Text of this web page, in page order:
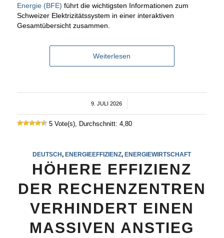
Energie (BFE) führt die wichtigsten Informationen zum
Schweizer Elektrizitätssystem in einer interaktiven
Gesamtübersicht zusammen.
Weiterlesen
9. JULI 2026
5 Vote(s), Durchschnitt: 4,80
DEUTSCH,ENERGIEEFFIZIENZ,ENERGIEWIRTSCHAFT
HÖHERE EFFIZIENZ
DER RECHENZENTREN
VERHINDERT EINEN
MASSIVEN ANSTIEG